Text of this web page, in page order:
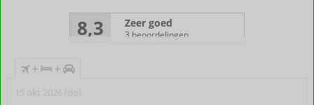
8,3 Zeer goed
3 beoordelingen
+ +
15 okt 2026 (do)